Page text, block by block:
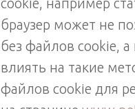
браузер может не
без файлов cookie,
влиять на такие
файлов cookie для